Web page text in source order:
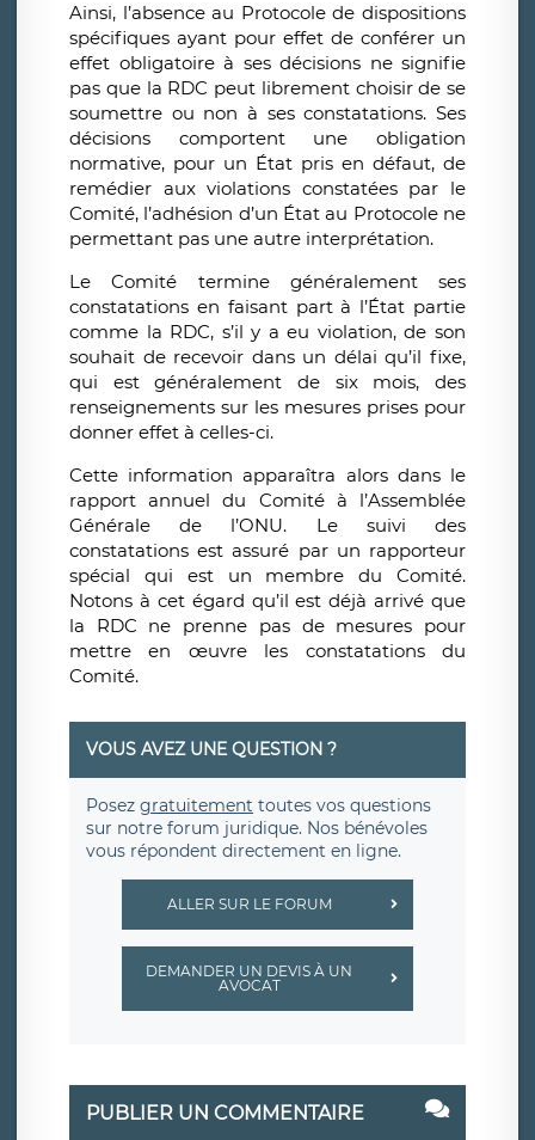
Ainsi, l’absence au Protocole de dispositions
spécifiques ayant pour effet de conférer un
effet obligatoire à ses décisions ne signifie
pas que la RDC peut librement choisir de se
soumettre ou non à ses constatations. Ses
décisions comportent une obligation
normative, pour un État pris en défaut, de
remédier aux violations constatées par le
Comité, l’adhésion d’un État au Protocole ne
permettant pas une autre interprétation.
Le Comité termine généralement ses
constatations en faisant part à l’État partie
comme la RDC, s’il y a eu violation, de son
souhait de recevoir dans un délai qu’il fixe,
qui est généralement de six mois, des
renseignements sur les mesures prises pour
donner effet à celles-ci.
Cette information apparaîtra alors dans le
rapport annuel du Comité à l’Assemblée
Générale de l’ONU. Le suivi des
constatations est assuré par un rapporteur
spécial qui est un membre du Comité.
Notons à cet égard qu’il est déjà arrivé que
la RDC ne prenne pas de mesures pour
mettre en œuvre les constatations du
Comité.
VOUS AVEZ UNE QUESTION ?
Posez gratuitement toutes vos questions
sur notre forum juridique. Nos bénévoles
vous répondent directement en ligne.
ALLER SUR LE FORUM
DEMANDER UN DEVIS À UN
AVOCAT
PUBLIER UN COMMENTAIRE